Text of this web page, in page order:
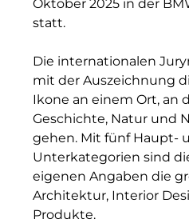
INAI
Initiative Central
Interhyp
KERNenergie GmbH
Kollitsch Invest
Lenbachhaus
Oktober 2025 in der
statt.
Die internationalen
mit der Auszeichnung
Ikone an einem Ort, an
Geschichte, Natur und
gehen. Mit fünf Haupt-
Unterkategorien sind
eigenen Angaben die
Architektur, Interior
Produkte.